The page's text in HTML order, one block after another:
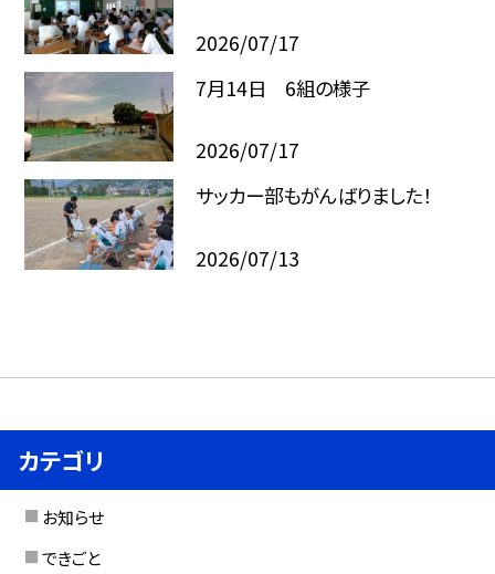
2026/07/17
7月14日 6組の様子
2026/07/17
サッカー部もがんばりました！
2026/07/13
カテゴリ
お知らせ
できごと